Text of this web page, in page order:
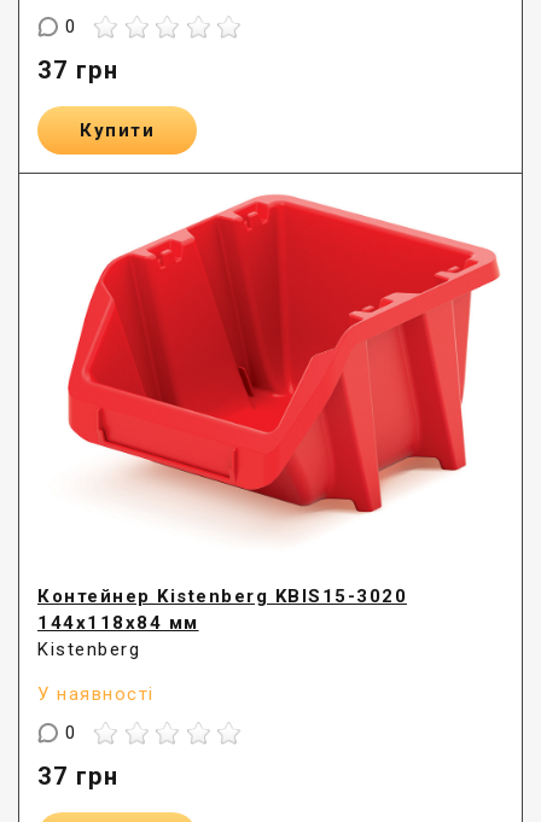
0
37 грн
Купити
Контейнер Kistenberg KBIS15-3020
144х118х84 мм
Kistenberg
У наявності
0
37 грн